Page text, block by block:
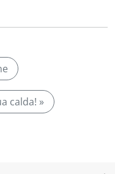
calda! »